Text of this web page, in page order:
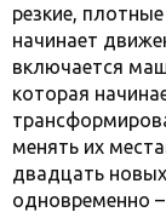
резкие,
начинает
включается
которая
менять их
двадцать
одновременно –